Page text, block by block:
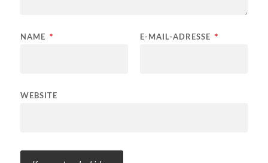
NAME * E-MAIL-ADRESSE *
WEBSITE